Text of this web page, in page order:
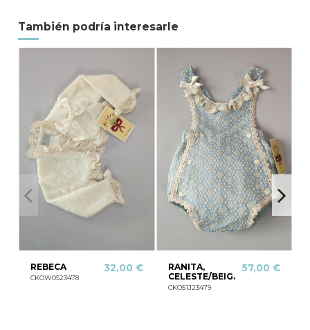
También podría interesarle
REBECA
CKOW0523478
32,00 €
RANITA,
CELESTE/BEIG.
CKO51J23479
57,00 €